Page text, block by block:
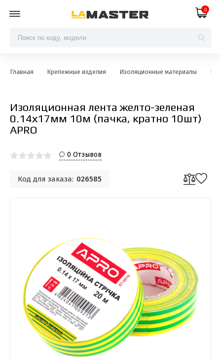
0
Главная Крепежные изделия Изоляционные материалы
Изоляционная лента желто-зеленая
0.14х17мм 10м (пачка, кратно 10шт)
APRO
0 Отзывов
Код для заказа: 026585